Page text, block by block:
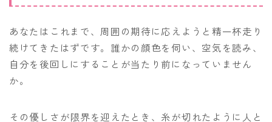
あなたはこれまで、周囲の期待に応えようと精一杯走り
続けてきたはずです。誰かの顔色を伺い、空気を読み、
自分を後回しにすることが当たり前になっていません
か。
その優しさが限界を迎えたとき、糸が切れたように人と